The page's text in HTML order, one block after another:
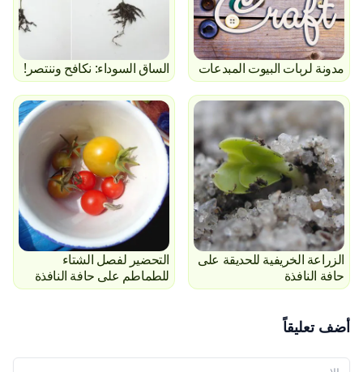
مدونة لربات البيوت المبدعات الساق السوداء: نكافح وننتصر!
الزراعة الخريفية للحديقة على
حافة النافذة
التحضير لفصل الشتاء
للطماطم على حافة النافذة
أضف تعليقاً
اسمك